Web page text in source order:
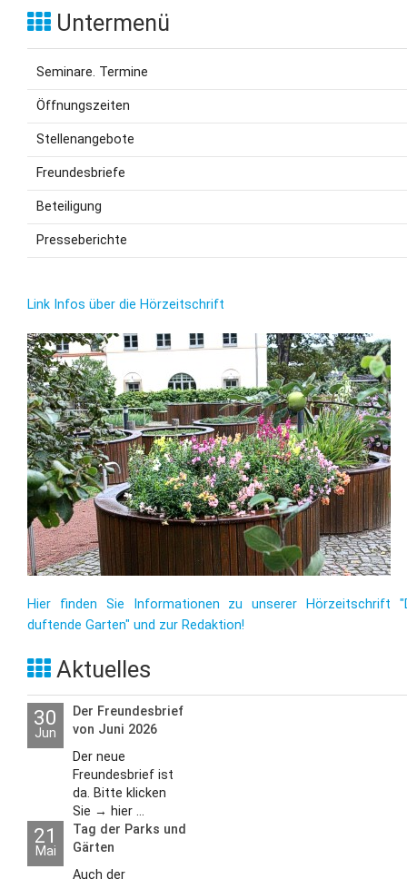
Untermenü
Seminare. Termine
Öffnungszeiten
Stellenangebote
Freundesbriefe
Beteiligung
Presseberichte
Link Infos über die Hörzeitschrift
Hier finden Sie Informationen zu unserer Hörzeitschrift
duftende Garten" und zur Redaktion!
Aktuelles
30
Jun
Der Freundesbrief
von Juni 2026
Der neue
Freundesbrief ist
da. Bitte klicken
Sie → hier ...
21
Mai
Tag der Parks und
Gärten
Auch der